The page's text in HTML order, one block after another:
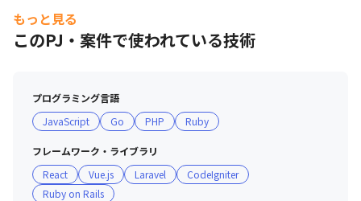
もっと見る
このPJ・案件で使われている技術
プログラミング言語
JavaScript
Go PHP Ruby
フレームワーク・ライブラリ
React
Vue.js Laravel
CodeIgniter
Ruby on Rails